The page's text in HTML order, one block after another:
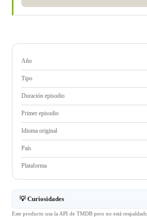
Año
Tipo
Duración episodio
Primer episodio
Idioma original
País
Plataforma
💡 Curiosidades
Este producto usa la API de TMDB pero no está